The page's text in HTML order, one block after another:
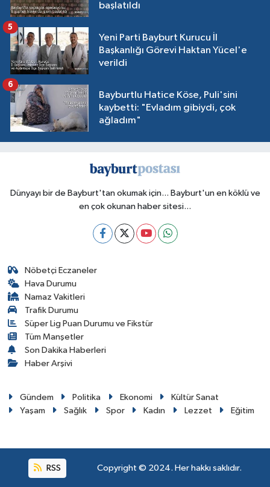
başlatıldı
Yeni Parti Bayburt Kurucu İl
Başkanlığı Görevi Haktan Yücel'e
verildi
5
Bayburtlu Hatice Köse, Puli'sini
kaybetti: "Evladım gibiydi, çok
ağladım"
6
Dünyayı bir de Bayburt'tan okumak için... Bayburt'un en köklü ve
en çok okunan haber sitesi...
Nöbetçi Eczaneler
Hava Durumu
Namaz Vakitleri
Trafik Durumu
Süper Lig Puan Durumu ve Fikstür
Tüm Manşetler
Son Dakika Haberleri
Haber Arşivi
Gündem Politika Ekonomi
Kültür Sanat
Yaşam
Sağlık Spor Kadın Lezzet Eğitim
RSS Copyright © 2024. Her hakkı saklıdır.